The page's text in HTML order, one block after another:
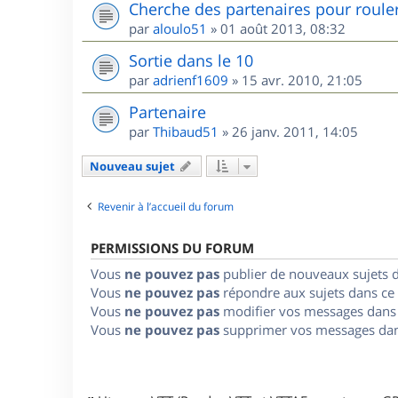
Cherche des partenaires pour
par aloulo51 » 01 août 2013, 08:32
Sortie dans le 10
par adrienf1609 » 15 avr. 2010, 21:05
Partenaire
par Thibaud51 » 26 janv. 2011, 14:05
Nouveau sujet
Revenir à l’accueil du forum
PERMISSIONS DU FORUM
Vous ne pouvez pas publier de nouveaux sujets
Vous ne pouvez pas répondre aux sujets dans
Vous ne pouvez pas modifier vos messages
Vous ne pouvez pas supprimer vos messages